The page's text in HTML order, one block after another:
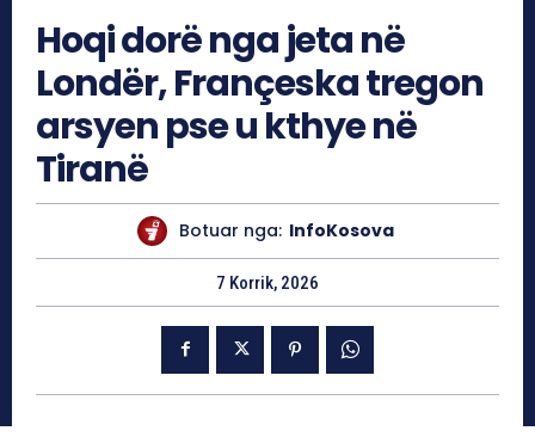
Hoqi dorë nga jeta në
Londër, Françeska tregon
arsyen pse u kthye në
Tiranë
Botuar nga: InfoKosova
7 Korrik, 2026